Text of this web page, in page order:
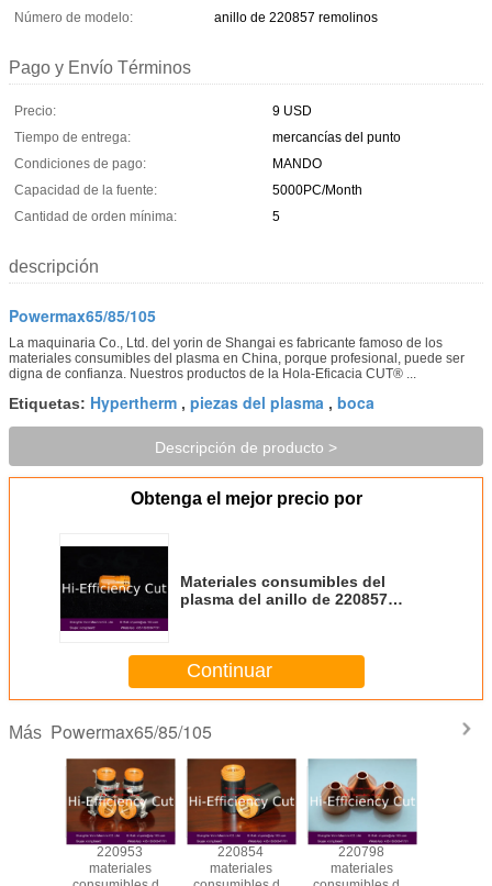
Número de modelo:
anillo de 220857 remolinos
Pago y Envío Términos
Precio:
9 USD
Tiempo de entrega:
mercancías del punto
Condiciones de pago:
MANDO
Capacidad de la fuente:
5000PC/Month
Cantidad de orden mínima:
5
descripción
Powermax65/85/105
La maquinaria Co., Ltd. del yorin de Shangai es fabricante famoso de los
materiales consumibles del plasma en China, porque profesional, puede ser
digna de confianza. Nuestros productos de la Hola-Eficacia CUT® ...
Etiquetas: Hypertherm , piezas del plasma , boca
Descripción de producto >
Obtenga el mejor precio por
Materiales consumibles del
plasma del anillo de 220857
Continuar
Más Powermax65/85/105
220953
materiales
220854
materiales
220798
materiales